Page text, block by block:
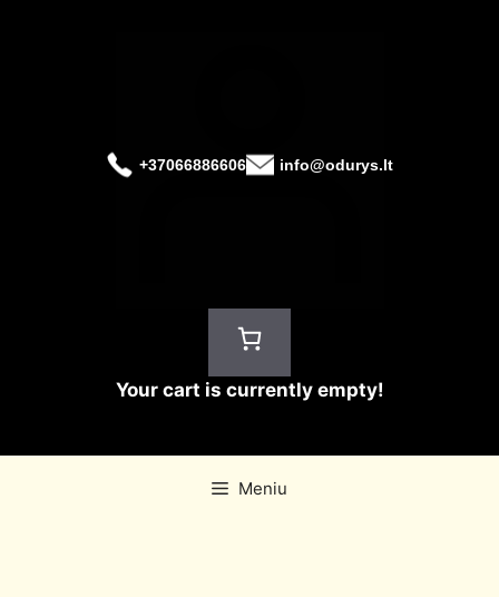
+37066886606 info@odurys.lt
Your cart is currently empty!
Meniu